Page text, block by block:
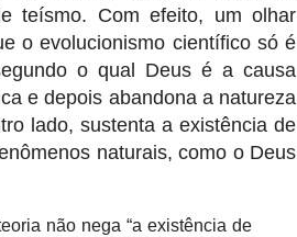
teísmo. Com efeito, um olhar
o evolucionismo científico só é
o qual Deus é a causa
e depois abandona a natureza
lado, sustenta a existência de
naturais, como o Deus
não nega “a existência de